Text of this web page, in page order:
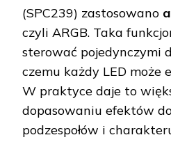
(SPC239) zastosowano
czyli ARGB. Taka
sterować pojedynczymi
czemu każdy LED może
W praktyce daje to
dopasowaniu efektów
podzespołów i